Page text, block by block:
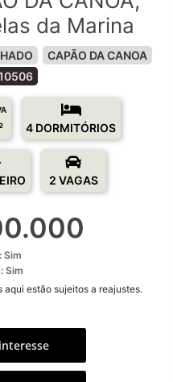
da Marina
CAPÃO DA CANOA
4 DORMITÓRIOS
2 VAGAS
Sim
Sim
estão sujeitos a reajustes.